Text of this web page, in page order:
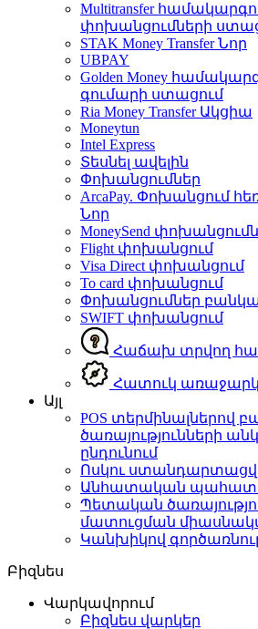
Multitransfer
փոխանցումների
STAK Money TransferՆոր
UBPAY
Golden Money
գումարի ստացում
Ria Money Transfer Ակցիա
Moneytun
Intel Express
Տեսնել ավելին
Փոխանցումներ
ArcaPay. Փոխանցում
Նոր
MoneySend
Flight փոխանցում
Visa Direct փոխանցում
To card փոխանցում
Փոխանցումներ
SWIFT փոխանցում
Հաճախ տրվող
Հատուկ
Այլ
POS տերմինալներով
ծառայությունների
ընդունում
Ոսկու
Անհատական
Պետական
մատուցման
Կանխիկով
Բիզնես
Վարկավորում
Բիզնես վարկեր